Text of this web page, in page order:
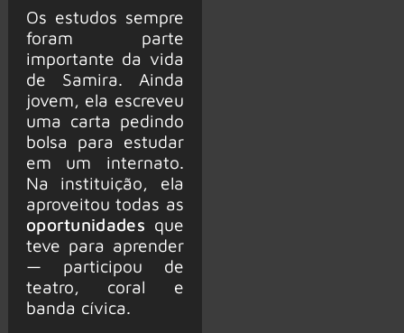
Os estudos sempre
foram parte
importante da vida
de Samira. Ainda
jovem, ela escreveu
uma carta pedindo
bolsa para estudar
em um internato.
Na instituição, ela
aproveitou todas as
oportunidades que
teve para aprender
— participou de
teatro, coral e
banda cívica.